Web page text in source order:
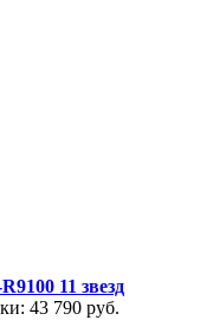
11 звезд
43 790 руб.